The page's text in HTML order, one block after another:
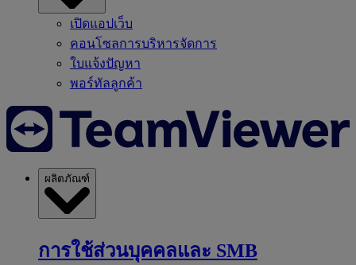
เปิดแอปเว็บ
คอนโซลการบริหารจัดการ
ใบแจ้งปัญหา
พอร์ทัลลูกค้า
ผลิตภัณฑ์
การใช้ส่วนบุคคลและ SMB